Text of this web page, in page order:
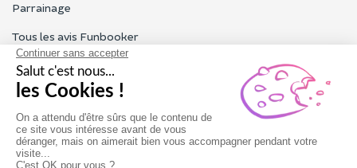
Parrainage
Tous les avis Funbooker
Particuliers, entreprises, professionnels
Notre service client est ouvert du lundi au vendredi de 9h à 18h
Nous contacter